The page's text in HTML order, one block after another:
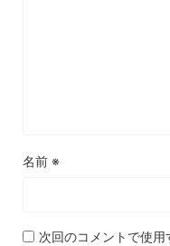
名前 ※
次回のコメントで使